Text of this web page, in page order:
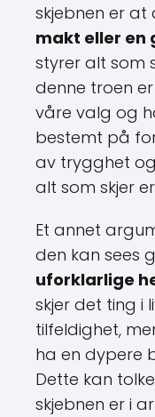
skjebnen er at
makt eller en
styrer alt som
denne troen
våre valg og
bestemt på
av trygghet
alt som skjer
Et annet
den kan sees
uforklarlige
skjer det ting i
tilfeldighet,
ha en dypere
Dette kan
skjebnen er i